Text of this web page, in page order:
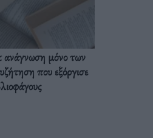
μόνο των
που εξόργισε